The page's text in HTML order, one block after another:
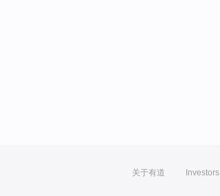
关于有道 Investors